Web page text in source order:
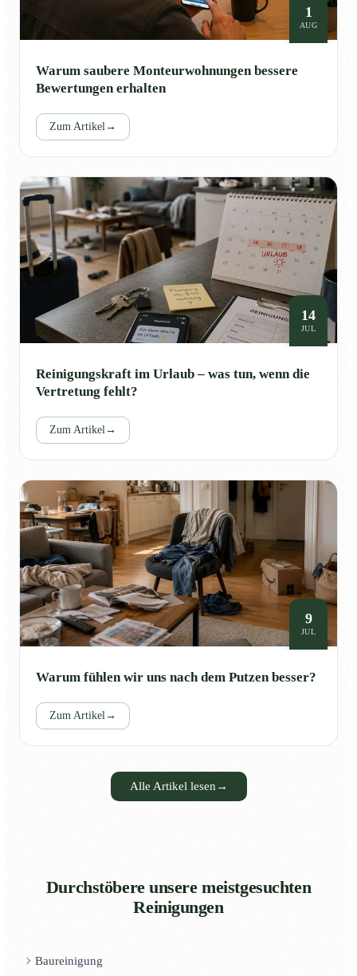
1
AUG
Warum saubere Monteurwohnungen bessere
Bewertungen erhalten
Zum Artikel →
14
JUL
Reinigungskraft im Urlaub – was tun, wenn die
Vertretung fehlt?
Zum Artikel →
9
JUL
Warum fühlen wir uns nach dem Putzen besser?
Zum Artikel →
Alle Artikel lesen →
Durchstöbere unsere meistgesuchten
Reinigungen
Baureinigung